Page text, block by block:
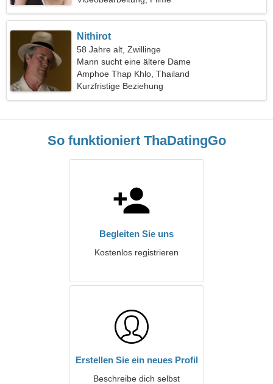
Nithirot
58 Jahre alt, Zwillinge
Mann sucht eine ältere Dame
Amphoe Thap Khlo, Thailand
Kurzfristige Beziehung
So funktioniert ThaDatingGo
Begleiten Sie uns
Kostenlos registrieren
Erstellen Sie ein neues Profil
Beschreibe dich selbst